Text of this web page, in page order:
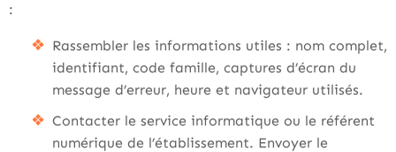
:
Rassembler les informations utiles : nom complet,
identifiant, code famille, captures d’écran du
message d’erreur, heure et navigateur utilisés.
Contacter le service informatique ou le référent
numérique de l’établissement. Envoyer le